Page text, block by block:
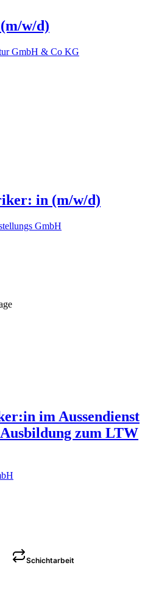
w/d)
GmbH & Co KG
in (m/w/d)
GmbH
im Aussendienst
zum LTW
Schichtarbeit